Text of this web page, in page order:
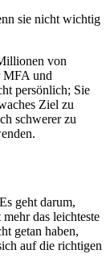
sie nicht wichtig
von
MFA und
persönlich; Sie
Ziel zu
schwerer zu
geht darum,
das leichteste
getan haben,
auf die richtigen